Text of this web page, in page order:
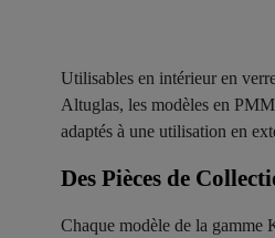
Utilisables en intérieur en
Altuglas, les modèles en
adaptés à une utilisation en
Des Pièces de
Chaque modèle de la